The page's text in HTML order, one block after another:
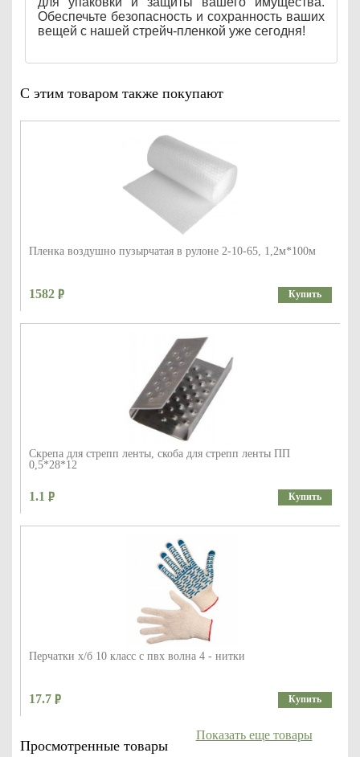
Обеспечьте безопасность и сохранность ваших
вещей с нашей стрейч-пленкой уже сегодня!
С этим товаром также покупают
Пленка воздушно пузырчатая в рулоне 2-10-65, 1,2м*100м
1582 Купить
Скрепа для стрепп ленты, скоба для стрепп ленты ПП
0,5*28*12
1.1 Купить
Перчатки х/б 10 класс с пвх волна 4 - нитки
17.7 Купить
Просмотренные товары
Показать еще товары